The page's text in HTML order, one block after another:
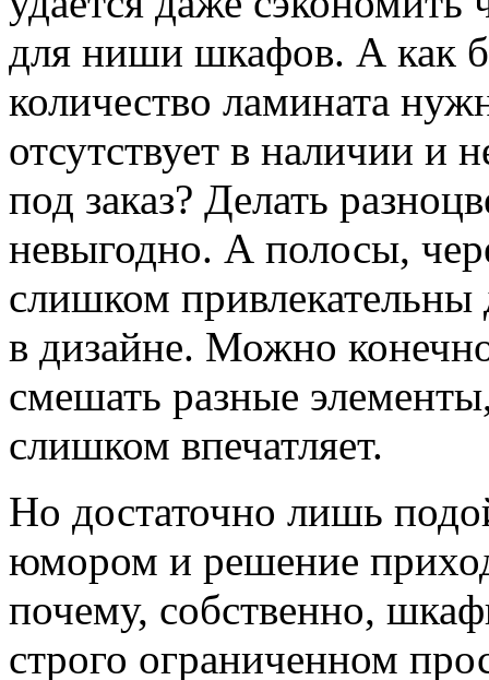
для ниши шкафов. А как
количество ламината
отсутствует в наличии и
под заказ? Делать
невыгодно. А полосы,
слишком привлекательны
в дизайне. Можно
смешать разные
слишком впечатляет.
Но достаточно лишь
юмором и решение
почему, собственно,
строго ограниченном